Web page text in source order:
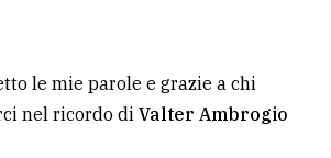
le mie parole e grazie a chi
nel ricordo diValter Ambrogio